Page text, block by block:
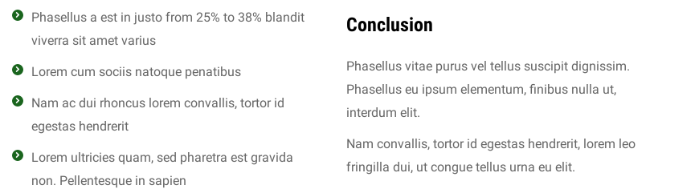
Phasellus a est in justo from 25% to 38% blandit
viverra sit amet varius
Lorem cum sociis natoque penatibus
Nam ac dui rhoncus lorem convallis, tortor id
egestas hendrerit
Lorem ultricies quam, sed pharetra est gravida
non. Pellentesque in sapien
Conclusion
Phasellus vitae purus vel tellus suscipit dignissim.
Phasellus eu ipsum elementum, finibus nulla ut,
interdum elit.
Nam convallis, tortor id egestas hendrerit, lorem leo
fringilla dui, ut congue tellus urna eu elit.